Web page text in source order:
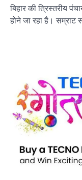
बिहार की त्रिस्तरीय
होने जा रहा है। सम्राट